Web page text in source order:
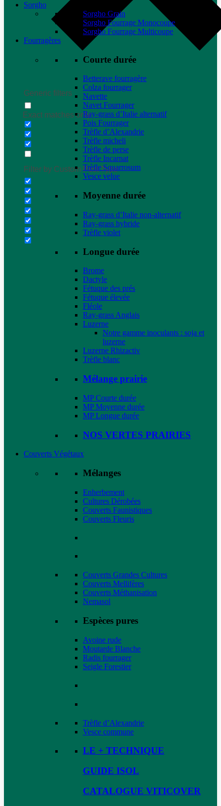
Generic filters
Exact matches only
Filter by Custom Post Type
Sorgho
Sorgho Grain
Sorgho Fourrage Monocoupe
Sorgho Fourrage Multicoupe
Fourragères
Courte durée
Betterave fourragère
Colza fourrager
Navette
Navet Fourrager
Ray-grass d’Italie alternatif
Pois Fourrager
Trèfle d’Alexandrie
Trèfle micheli
Trèfle de perse
Trèfle Incarnat
Trèfle Squarrosum
Vesce velue
Moyenne durée
Ray-grass d’Italie non-alternatif
Ray-grass hybride
Trèfle violet
Longue durée
Brome
Dactyle
Fétuque des prés
Fétuque élevée
Fléole
Ray-grass Anglais
Luzerne
Notre gamme inoculants : soja et
luzerne
Luzerne Rhizactiv
Trèfle blanc
Mélange prairie
MP Courte durée
MP Moyenne durée
MP Longue durée
NOS VERTES PRAIRIES
Couverts Végétaux
Mélanges
Enherbement
Cultures Dérobées
Couverts Faunistiques
Couverts Fleuris
Couverts Grandes Cultures
Couverts Mellifères
Couverts Méthanisation
Nemasol
Espèces pures
Avoine rude
Moutarde Blanche
Radis fourrager
Seigle Forestier
Trèfle d’Alexandrie
Vesce commune
LE + TECHNIQUE
GUIDE ISOL
CATALOGUE VITICOVER